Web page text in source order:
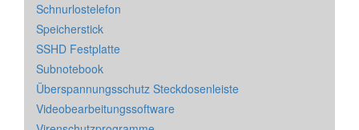
Schnurlostelefon
Speicherstick
SSHD Festplatte
Subnotebook
Überspannungsschutz Steckdosenleiste
Videobearbeitungssoftware